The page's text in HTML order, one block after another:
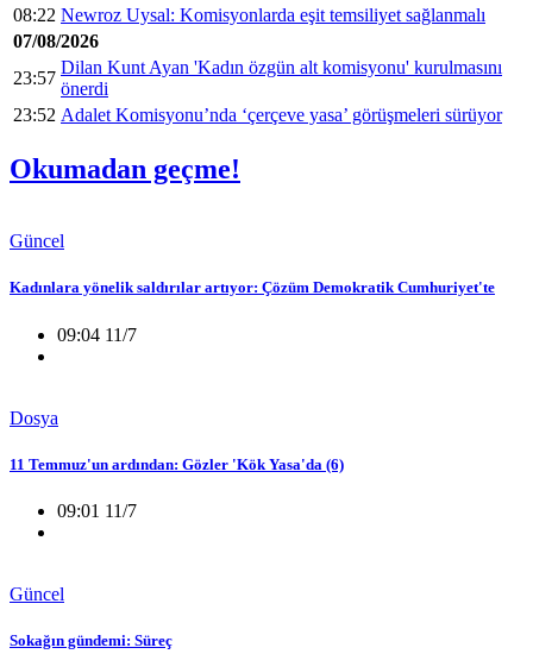
08:22 Newroz Uysal: Komisyonlarda eşit temsiliyet sağlanmalı
07/08/2026
23:57
Dilan Kunt Ayan 'Kadın özgün alt komisyonu' kurulmasını
önerdi
23:52 Adalet Komisyonu’nda ‘çerçeve yasa’ görüşmeleri sürüyor
Okumadan geçme!
Güncel
Kadınlara yönelik saldırılar artıyor: Çözüm Demokratik Cumhuriyet'te
09:04 11/7
Dosya
11 Temmuz'un ardından: Gözler 'Kök Yasa'da (6)
09:01 11/7
Güncel
Sokağın gündemi: Süreç